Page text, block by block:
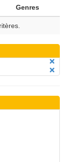
Genres